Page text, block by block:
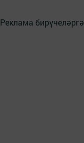
Реклама бирүчеләргә